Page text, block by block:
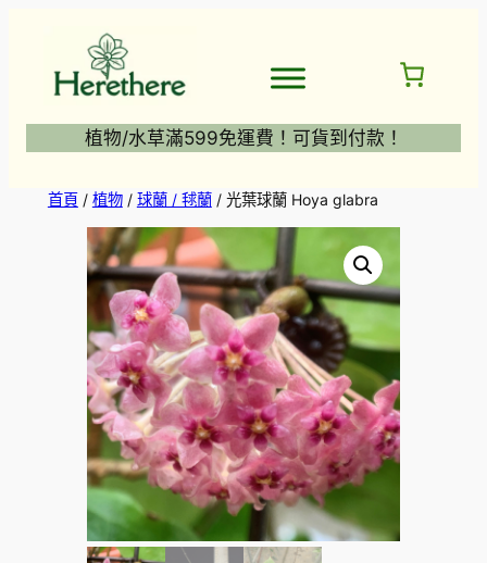
植物/水草滿599免運費！可貨到付款！
首頁/ 植物/ 球蘭 / 毬蘭/ 光葉球蘭 Hoya glabra